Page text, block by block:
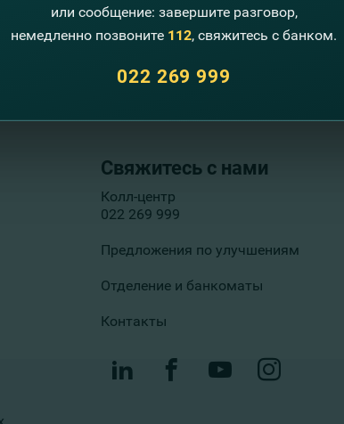
Свяжитесь с нами
Колл-центр
022 269 999
Предложения по улучшениям
Отделение и банкоматы
Контакты
или сообщение: завершите разговор,
немедленно позвоните 112, свяжитесь с банком.
022 269 999